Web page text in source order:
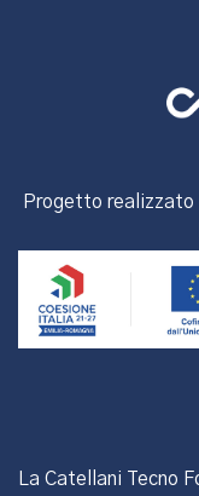
Progetto realizzato
La Catellani Tecno